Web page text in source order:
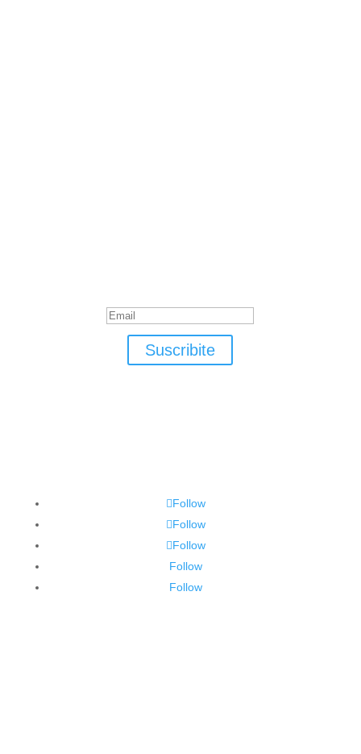
Suscribite
Follow
Follow
Follow
Follow
Follow